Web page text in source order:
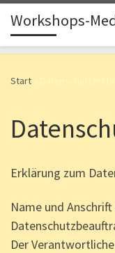
Zum Inhalt springen
Workshops-
Start
Erklärung zum
Name und
Der